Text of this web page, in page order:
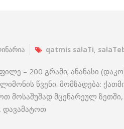
qatmis salaTi,
– 200 გრამი; ანანასი
წვენი. მომზადება:
მოსაშუშად მცენარეულ
დავამატოთ